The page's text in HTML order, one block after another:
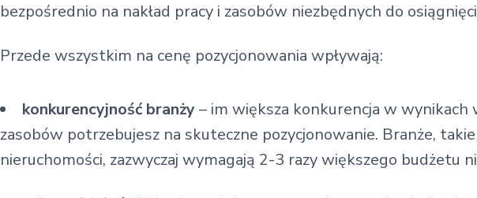
bezpośrednio na nakład pracy i zasobów niezbędnych do
Przede wszystkim na cenę pozycjonowania wpływają:
konkurencyjność branży– im większa konkurencja w wynikach
zasobów potrzebujesz na skuteczne pozycjonowanie. Branże,
nieruchomości, zazwyczaj wymagają 2-3 razy większego budżetu